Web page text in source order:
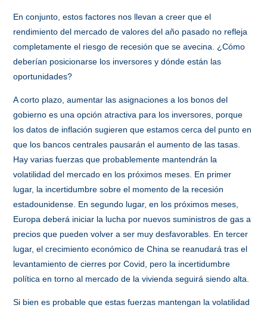
En conjunto, estos factores nos llevan a creer que el
rendimiento del mercado de valores del año pasado no refleja
completamente el riesgo de recesión que se avecina. ¿Cómo
deberían posicionarse los inversores y dónde están las
oportunidades?
A corto plazo, aumentar las asignaciones a los bonos del
gobierno es una opción atractiva para los inversores, porque
los datos de inflación sugieren que estamos cerca del punto en
que los bancos centrales pausarán el aumento de las tasas.
Hay varias fuerzas que probablemente mantendrán la
volatilidad del mercado en los próximos meses. En primer
lugar, la incertidumbre sobre el momento de la recesión
estadounidense. En segundo lugar, en los próximos meses,
Europa deberá iniciar la lucha por nuevos suministros de gas a
precios que pueden volver a ser muy desfavorables. En tercer
lugar, el crecimiento económico de China se reanudará tras el
levantamiento de cierres por Covid, pero la incertidumbre
política en torno al mercado de la vivienda seguirá siendo alta.
Si bien es probable que estas fuerzas mantengan la volatilidad